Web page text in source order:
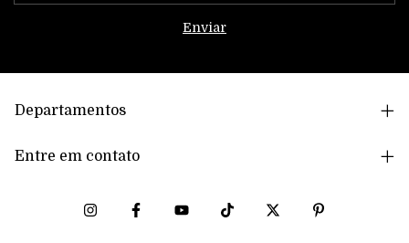
Departamentos
Entre em contato